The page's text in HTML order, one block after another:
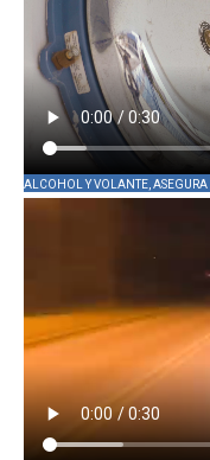
ALCOHOL Y VOLANTE, ASEGURA